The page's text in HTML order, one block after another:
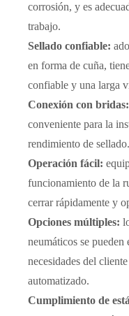
corrosión, y es
trabajo.
Sellado confiable:
en forma de cuña,
confiable y una larga
Conexión con bridas:
conveniente para la
rendimiento de sellado.
Operación fácil:
funcionamiento de la
cerrar rápidamente y
Opciones múltiples:
neumáticos se
necesidades del
automatizado.
Cumplimiento de